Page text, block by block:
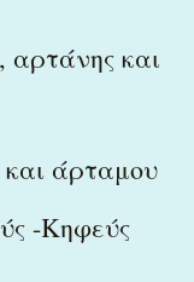
αρτάνης και
και άρταμου
-Κηφεύς